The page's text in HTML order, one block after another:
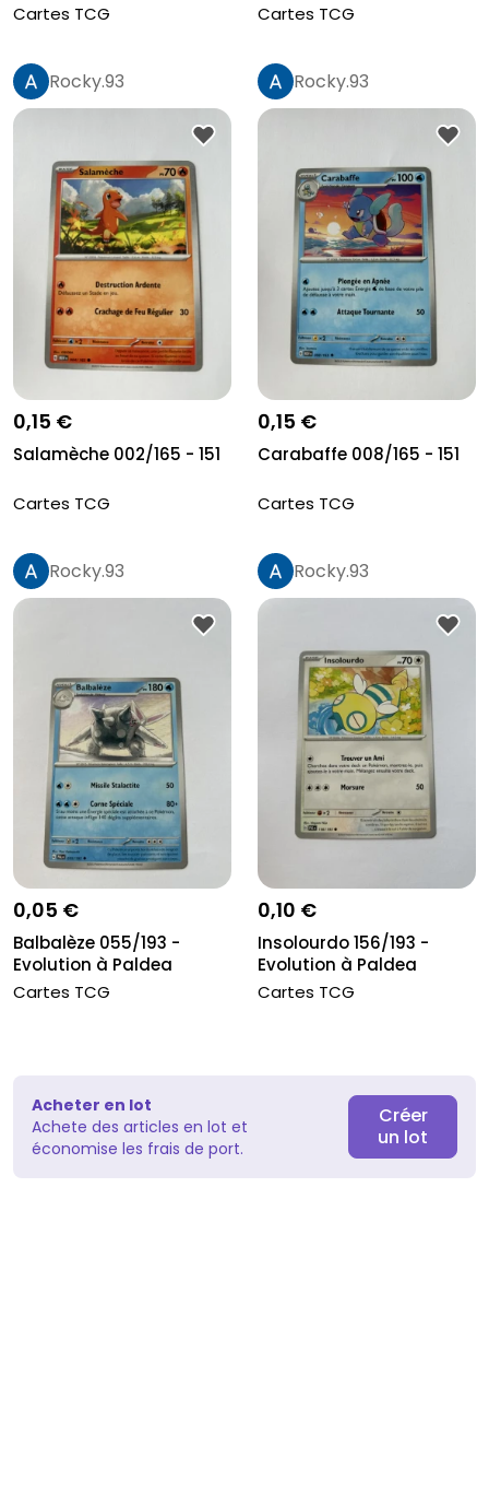
Cartes TCG Cartes TCG
Rocky.93
0,15 €
Salamèche 002/165 - 151
Cartes TCG
Rocky.93
0,15 €
Carabaffe 008/165 - 151
Cartes TCG
Rocky.93
0,05 €
Balbalèze 055/193 -
Evolution à Paldea
Cartes TCG
Rocky.93
0,10 €
Insolourdo 156/193 -
Evolution à Paldea
Cartes TCG
Acheter en lot
Achete des articles en lot et
économise les frais de port.
Créer
un lot